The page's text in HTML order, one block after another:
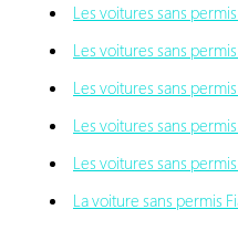
Les voitures sans
Les voitures sans
Les voitures sans
Les voitures sans
Les voitures sans
La voiture sans permis